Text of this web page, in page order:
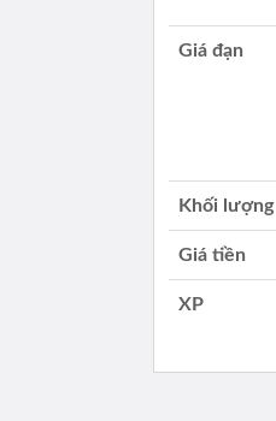
Giá đạn
Khối lượng
Giá tiền
XP